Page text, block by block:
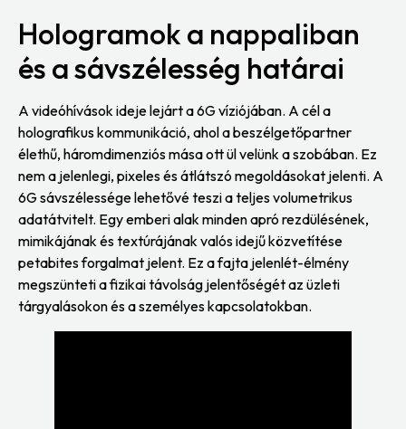
Hologramok a nappaliban
és a sávszélesség határai
A videóhívások ideje lejárt a 6G víziójában. A cél a
holografikus kommunikáció, ahol a beszélgetőpartner
élethű, háromdimenziós mása ott ül velünk a szobában. Ez
nem a jelenlegi, pixeles és átlátszó megoldásokat jelenti. A
6G sávszélessége lehetővé teszi a teljes volumetrikus
adatátvitelt. Egy emberi alak minden apró rezdülésének,
mimikájának és textúrájának valós idejű közvetítése
petabites forgalmat jelent. Ez a fajta jelenlét-élmény
megszünteti a fizikai távolság jelentőségét az üzleti
tárgyalásokon és a személyes kapcsolatokban.